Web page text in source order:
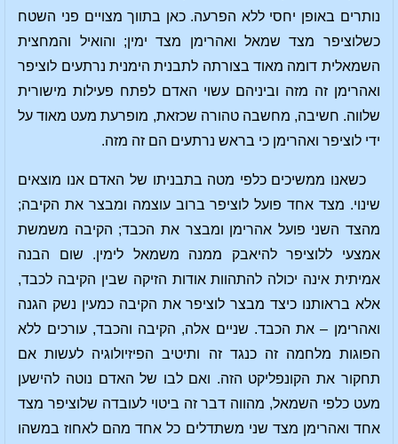
נותרים באופן יחסי ללא הפרעה. כאן בתווך מצויים פני השטח
כשלוציפר מצד שמאל ואהרימן מצד ימין; והואיל והמחצית
השמאלית דומה מאוד בצורתה לתבנית הימנית נרתעים לוציפר
ואהרימן זה מזה וביניהם עשוי האדם לפתח פעילות מישורית
שלווה. חשיבה, מחשבה טהורה שכזאת, מופרעת מעט מאוד על
ידי לוציפר ואהרימן כי בראש נרתעים הם זה מזה.
כשאנו ממשיכים כלפי מטה בתבניתו של האדם אנו מוצאים
שינוי. מצד אחד פועל לוציפר ברוב עוצמה ומבצר את הקיבה;
מהצד השני פועל אהרימן ומבצר את הכבד; הקיבה משמשת
אמצעי ללוציפר להיאבק ממנה משמאל לימין. שום הבנה
אמיתית אינה יכולה להתהוות אודות הזיקה שבין הקיבה לכבד,
אלא בראותנו כיצד מבצר לוציפר את הקיבה כמעין נשק הגנה
ואהרימן – את הכבד. שניים אלה, הקיבה והכבד, עורכים ללא
הפוגות מלחמה זה כנגד זה ותיטיב הפיזיולוגיה לעשות אם
תחקור את הקונפליקט הזה. ואם לבו של האדם נוטה להישען
מעט כלפי השמאל, מהווה דבר זה ביטוי לעובדה שלוציפר מצד
אחד ואהרימן מצד שני משתדלים כל אחד מהם לאחוז במשהו